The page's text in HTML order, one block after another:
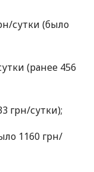
сутки (было
(ранее 456
грн/сутки);
1160 грн/